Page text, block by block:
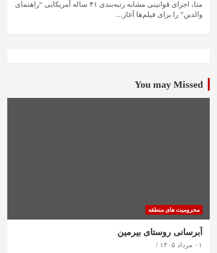
متا، اجرای قوانینی مشابه رتبه‌بندی ۴۱ ساله آمریکایی “راهنمای
والدین” را برای فیلم‌ها آغاز…
You may Missed
محرومیت های منطقه
آبرسانی روستای بیرمین
۰۱ مرداد ۱۴۰۵